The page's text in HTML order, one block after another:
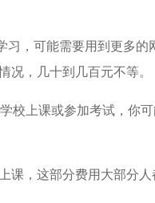
习，可能需要用到更多的
况，几十到几百元不等。
校上课或参加考试，你
课，这部分费用大部分人